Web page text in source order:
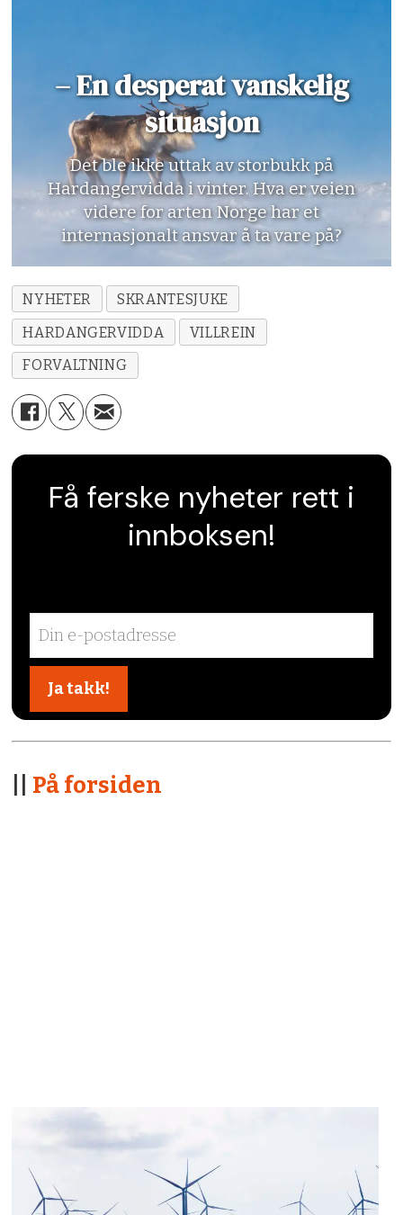
– En desperat vanskelig
situasjon
Det ble ikke uttak av storbukk på
Hardangervidda i vinter. Hva er veien
videre for arten Norge har et
internasjonalt ansvar å ta vare på?
NYHETER
SKRANTESJUKE
HARDANGERVIDDA
VILLREIN
FORVALTNING
Få ferske nyheter rett i
innboksen!
På forsiden